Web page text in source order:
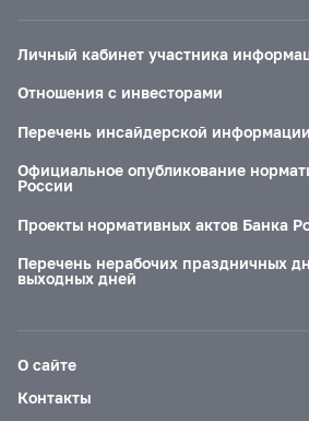
Личный кабинет участника
Отношения с инвесторами
Перечень инсайдерской
Официальное опубликование
России
Проекты нормативных актов Банка
Перечень нерабочих праздничных
выходных дней
О сайте
Контакты